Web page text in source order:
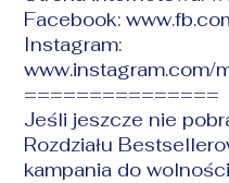
Facebook:
Instagram:
www.instagram.com/
===============
Jeśli jeszcze nie
Rozdziału
kampania do